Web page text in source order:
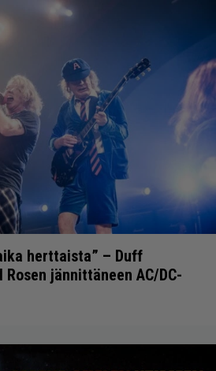
herttaista” – Duff
jännittäneen AC/DC-